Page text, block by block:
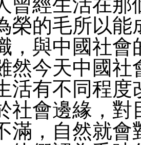
榮的毛所以能
，與中國社會
然今天中國社
活有不同程度
社會邊緣，對
滿，自然就會